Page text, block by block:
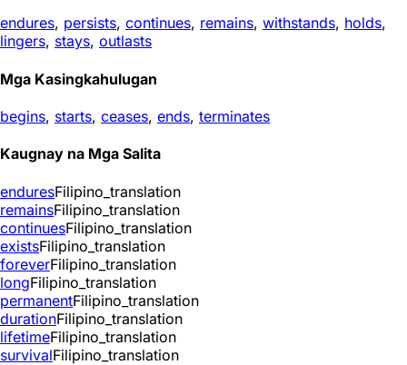
endures, persists, continues, remains, withstands, holds,
lingers, stays, outlasts
Mga Kasingkahulugan
begins, starts, ceases, ends, terminates
Kaugnay na Mga Salita
enduresFilipino_translation
remainsFilipino_translation
continuesFilipino_translation
existsFilipino_translation
foreverFilipino_translation
longFilipino_translation
permanentFilipino_translation
durationFilipino_translation
lifetimeFilipino_translation
survivalFilipino_translation